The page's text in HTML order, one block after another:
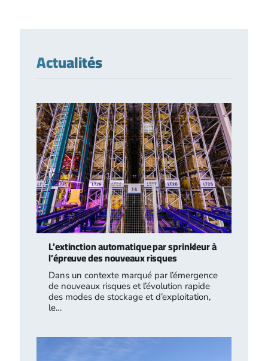
Actualités
L’extinction automatique par sprinkleur à
l’épreuve des nouveaux risques
Dans un contexte marqué par l’émergence
de nouveaux risques et l’évolution rapide
des modes de stockage et d’exploitation,
le…